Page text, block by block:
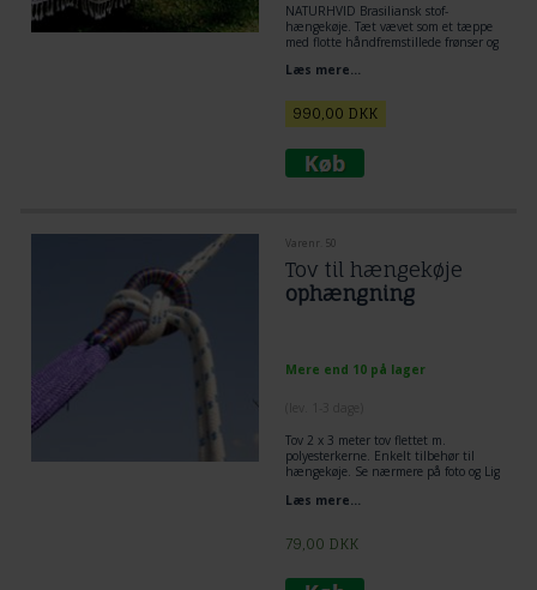
NATURHVID Brasiliansk stof-
hængekøje. Tæt vævet som et tæppe
med flotte håndfremstillede frønser og
og charmerende.
Læs mere...
990,00 DKK
Varenr. 50
Tov til hængekøje
ophængning
Mere end 10 på lager
Tov 2 x 3 meter tov flettet m.
polyesterkerne. Enkelt tilbehør til
hængekøje. Se nærmere på foto og Lig
flagknob mellem hængekøje og tov.
Læs mere...
79,00 DKK